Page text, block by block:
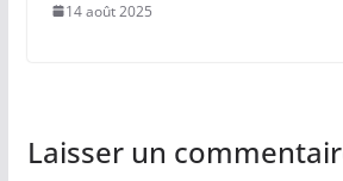
14 août 2025
Laisser un